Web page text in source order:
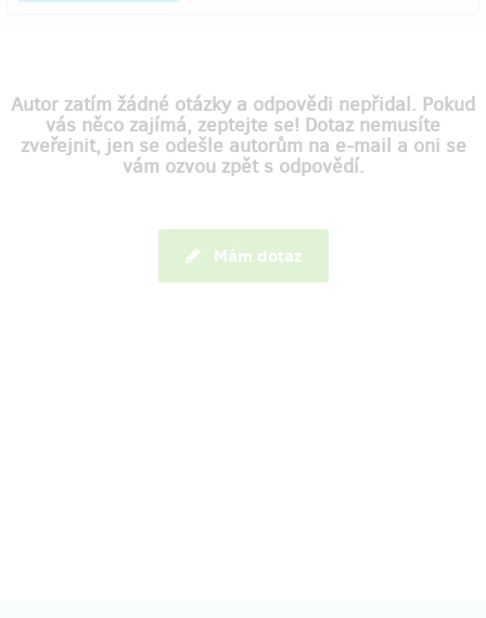
Autor zatím žádné otázky a odpovědi nepřidal. Pokud
vás něco zajímá, zeptejte se! Dotaz nemusíte
zveřejnit, jen se odešle autorům na e-mail a oni se
vám ozvou zpět s odpovědí.
Mám dotaz